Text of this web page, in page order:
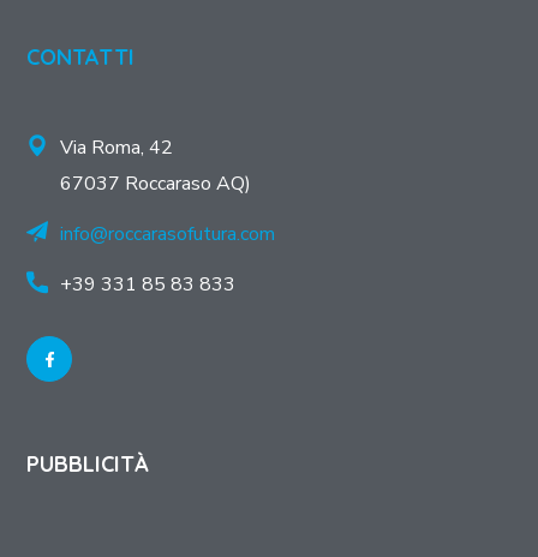
CONTATTI
Via Roma, 42
67037 Roccaraso AQ)
info@roccarasofutura.com
+39 331 85 83 833
PUBBLICITÀ